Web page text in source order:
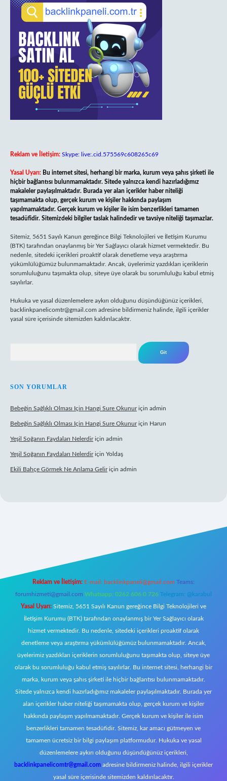
Reklam ve İletişim: Skype: live:.cid.575569c608265c69
Yasal Uyarı: Bu internet sitesi, herhangi bir marka, kurum veya şahıs şirketi ile
hiçbir bağlantısı bulunmamaktadır. Sitede yalnızca kendi hazırladığımız
makaleler paylaşılmaktadır. Burada yer alan içerikler haber niteliği
taşımamakta olup, gerçek kurum ve kişiler hakkında paylaşım
yapılmamaktadır. Gerçek kurum ve kişiler ile isim benzerlikleri tamamen
tesadüfidir. Sitemizdeki bilgiler taslak halindedir ve tavsiye niteliği taşımazlar.
Sitemiz, 5651 Sayılı Kanun gereğince Bilgi Teknolojileri ve İletişim Kurumu
(BTK) tarafından onaylanmış bir Yer Sağlayıcı olarak hizmet vermektedir. Bu
nedenle, sitedeki içerikleri proaktif olarak denetleme veya araştırma
yükümlülüğümüz bulunmamaktadır. Ancak, üyelerimiz yazdıkları içeriklerin
sorumluluğunu taşımakta olup, siteye üye olarak bu sorumluluğu kabul etmiş
sayılırlar.
Hukuka ve yasal düzenlemelere aykırı olduğunu düşündüğünüz içerikleri,
backlinkpanelicomtr@gmail.com adresine bildirmeniz halinde, ilgili içerikler
yasal süre içerisinde sitemizden kaldırılacaktır.
SON YORUMLAR
Bebeğin Sağlıklı Olması Için Hangi Sure Okunuriçin admin
Bebeğin Sağlıklı Olması Için Hangi Sure Okunuriçin Harun
Yeşil Soğanın Faydaları Nelerdiriçin admin
Yeşil Soğanın Faydaları Nelerdiriçin Yoldaş
Ekili Bahçe Görmek Ne Anlama Geliriçin admin
Reklam ve İletişim: E-mail: backlinkpaneli@gmail.com Teams:
forumhizmeti@gmail.com Whatsapp: 0262 606 0 726 Telegram: @karabul
Yasal Uyarı: Sitemiz, 5651 Sayılı Kanun gereğince Bilgi Teknolojileri ve
İletişim Kurumu (BTK) tarafından onaylanmış bir Yer Sağlayıcı olarak
hizmet vermektedir. Bu nedenle, sitedeki içerikleri proaktif olarak
denetleme veya araştırma yükümlülüğümüz bulunmamaktadır. Ancak,
üyelerimiz yazdıkları içeriklerin sorumluluğunu taşımakta olup, siteye üye
olarak bu sorumluluğu kabul etmiş sayılırlar. Bu internet sitesi, herhangi bir
marka, kurum veya şahıs şirketi ile hiçbir bağlantısı bulunmamaktadır.
Sitede yalnızca kendi hazırladığımız makaleler paylaşılmaktadır. Burada yer
alan içerikler haber niteliği taşımamakta olup, gerçek kurum ve kişiler
hakkında paylaşım yapılmamaktadır. Gerçek kurum ve kişiler ile isim
benzerlikleri tamamen tesadüfidir. Sitemiz, kar amacı gütmeyen ve
tamamen ücretsiz bir bilgi paylaşım platformudur. Hukuka ve yasal
düzenlemelere aykırı olduğunu düşündüğünüz içerikleri,
backlinkpanelicomtr@gmail.com adresine bildirmeniz halinde, ilgili içerikler
yasal süre içerisinde sitemizden kaldırılacaktır.